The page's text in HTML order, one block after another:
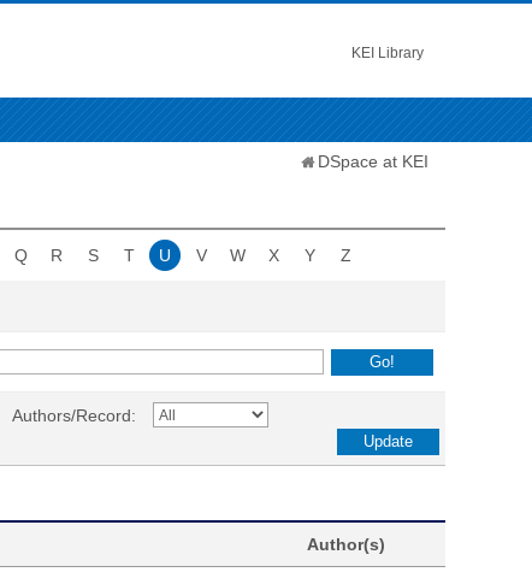
KEI Library
DSpace at KEI
Q R S T U V W X Y Z
Authors/Record:
Author(s)